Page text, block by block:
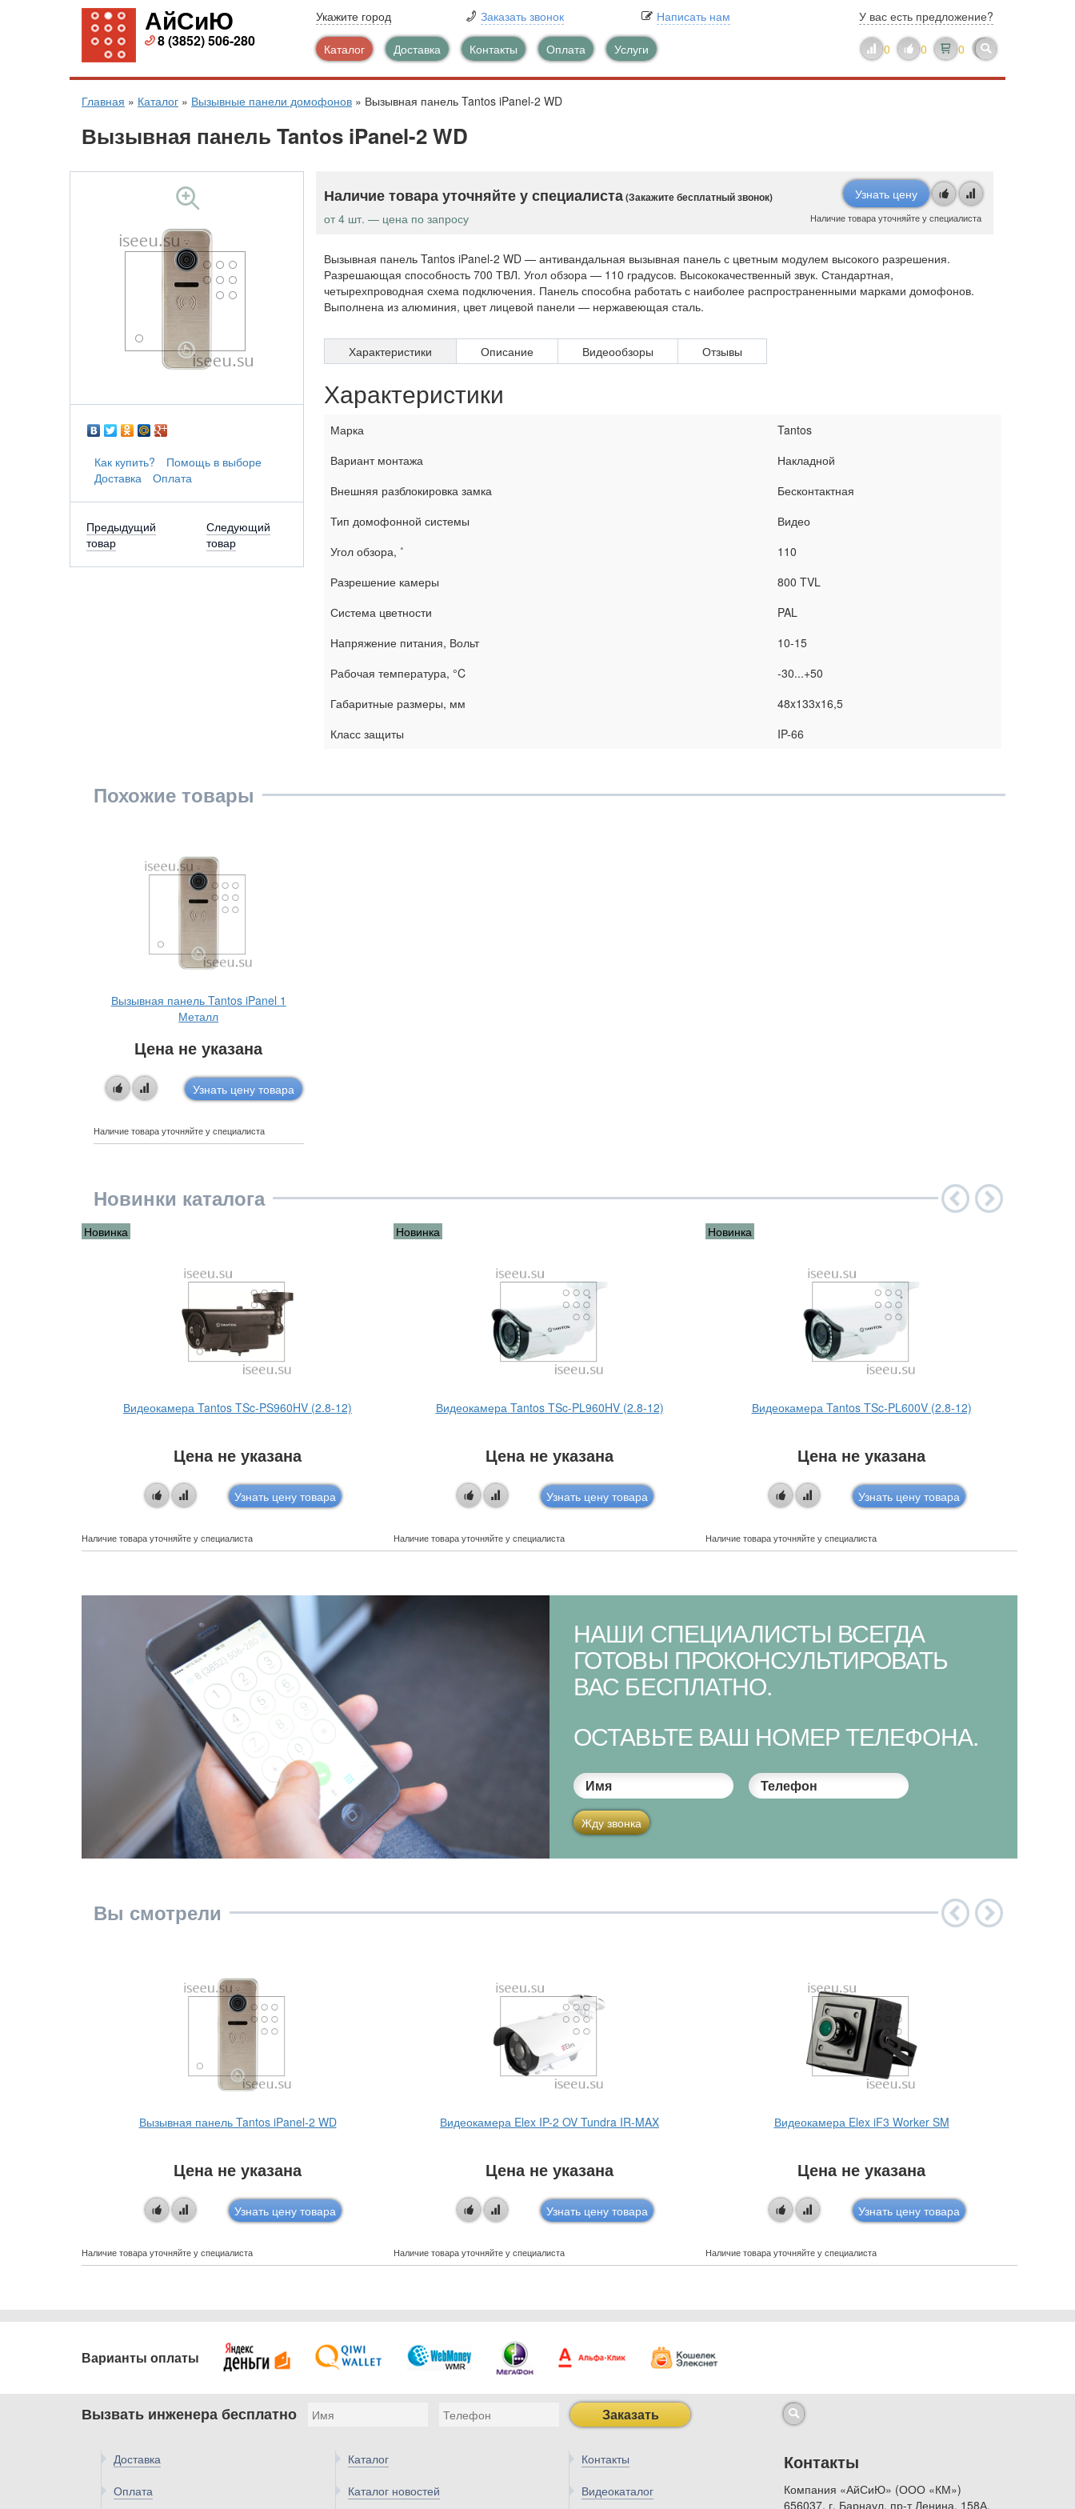
АйСиЮ
8 (3852) 506-280
Укажите город Заказать звонок Написать нам У вас есть предложение?
Каталог Доставка Контакты Оплата Услуги 0 0 0
Главная » Каталог » Вызывные панели домофонов » Вызывная панель Tantos iPanel-2 WD
Вызывная панель Tantos iPanel-2 WD
Как купить?
Помощь в выборе
Доставка
Оплата
Следующий
товар
Предыдущий
товар
Наличие товара уточняйте у специалиста(Закажите бесплатный звонок) Узнать цену
Наличие товара уточняйте у специалиста
от 4 шт. — цена по запросу
Вызывная панель Tantos iPanel-2 WD — антивандальная вызывная панель с цветным модулем высокого разрешения.
Разрешающая способность 700 ТВЛ. Угол обзора — 110 градусов. Высококачественный звук. Стандартная,
четырехпроводная схема подключения. Панель способна работать с наиболее распространенными марками домофонов.
Выполнена из алюминия, цвет лицевой панели — нержавеющая сталь.
Характеристики Описание Видеообзоры Отзывы
Характеристики
Марка
Tantos
Вариант монтажа
Накладной
Внешняя разблокировка замка
Бесконтактная
Тип домофонной системы
Видео
Угол обзора, ˚
110
Разрешение камеры
800 TVL
Система цветности
PAL
Напряжение питания, Вольт
10-15
Рабочая температура, °C
-30...+50
Габаритные размеры, мм
48x133x16,5
Класс защиты
IP-66
Похожие товары
Вызывная панель Tantos iPanel 1
Металл
Цена не указана
Узнать цену товара
Наличие товара уточняйте у специалиста
Новинки каталога
Новинка
Видеокамера Tantos TSc-PS960HV (2.8-12)
Цена не указана
Узнать цену товара
Наличие товара уточняйте у специалиста
Новинка
Видеокамера Tantos TSc-PL960HV (2.8-12)
Цена не указана
Узнать цену товара
Наличие товара уточняйте у специалиста
Новинка
Видеокамера Tantos TSc-PL600V (2.8-12)
Цена не указана
Узнать цену товара
Наличие товара уточняйте у специалиста
НАШИ СПЕЦИАЛИСТЫ ВСЕГДА
ГОТОВЫ ПРОКОНСУЛЬТИРОВАТЬ
ВАС БЕСПЛАТНО.
ОСТАВЬТЕ ВАШ НОМЕР ТЕЛЕФОНА.
Имя Телефон
Жду звонка
Вы смотрели
Вызывная панель Tantos iPanel-2 WD
Цена не указана
Узнать цену товара
Наличие товара уточняйте у специалиста
Видеокамера Elex IP-2 OV Tundra IR-MAX
Цена не указана
Узнать цену товара
Наличие товара уточняйте у специалиста
Видеокамера Elex iF3 Worker SM
Цена не указана
Узнать цену товара
Наличие товара уточняйте у специалиста
Варианты оплаты
Вызвать инженера бесплатно Заказать
Доставка
Оплата
Каталог
Каталог новостей
Контакты
Видеокаталог
Контакты
Компания «АйСиЮ» (ООО «КМ»)
656037, г. Барнаул, пр-т Ленина, 158А,